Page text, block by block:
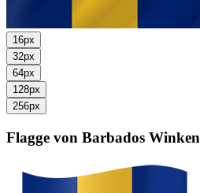
16px
32px
64px
128px
256px
Flagge von Barbados Winken